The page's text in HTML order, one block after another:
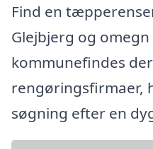
Find en
Glejbjerg og
kommunefindes
rengøringsfirmaer,
søgning efter en